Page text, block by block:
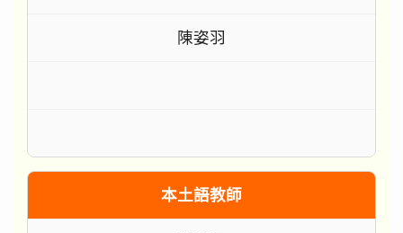
陳姿羽
本土語教師